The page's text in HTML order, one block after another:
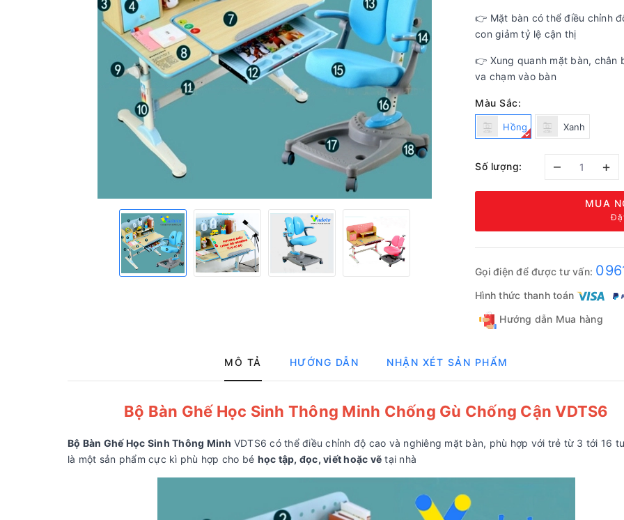
👉 Mặt bàn có thể điều chỉnh
con giảm tỷ lệ cận thị
👉 Xung quanh mặt bàn, chân
va chạm vào bàn
Màu Sắc:
Hồng Xanh
Số lượng: – +
MUA
Gọi điện để được tư vấn:
Hình thức thanh toán
Hướng dẫn Mua hàng
MÔ TẢ HƯỚNG DẪN NHẬN XÉT SẢN PHẨM
Bộ Bàn Ghế Học Sinh Thông Minh Chống Gù Chống Cận VDTS6
Bộ Bàn Ghế Học Sinh Thông Minh VDTS6 có thể điều chỉnh độ cao và nghiêng mặt bàn, phù hợp với trẻ từ 3 tới 16
là một sản phẩm cực kì phù hợp cho bé học tập, đọc, viết hoặc vẽ tại nhà